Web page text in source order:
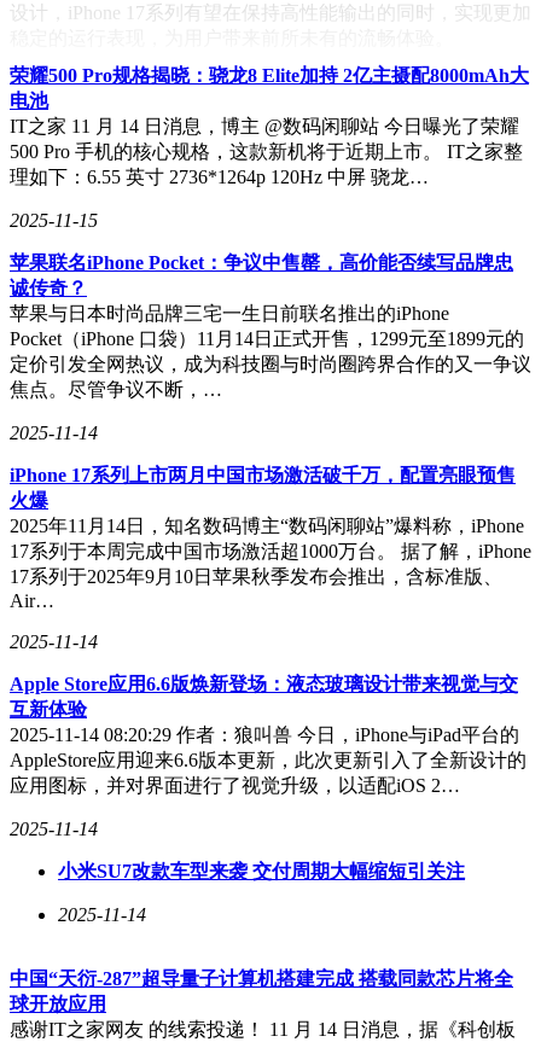
设计，iPhone 17系列有望在保持高性能输出的同时，实现更加
荣耀500 Pro规格揭晓：骁龙8 Elite加持 2亿主摄配8000mAh大
电池
IT之家 11 月 14 日消息，博主 @数码闲聊站 今日曝光了荣耀
500 Pro 手机的核心规格，这款新机将于近期上市。 IT之家整
理如下：6.55 英寸 2736*1264p 120Hz 中屏 骁龙…
2025-11-15
苹果联名iPhone Pocket：争议中售罄，高价能否续写品牌忠
诚传奇？
苹果与日本时尚品牌三宅一生日前联名推出的iPhone
Pocket（iPhone 口袋）11月14日正式开售，1299元至1899元的
定价引发全网热议，成为科技圈与时尚圈跨界合作的又一争议
焦点。尽管争议不断，…
2025-11-14
iPhone 17系列上市两月中国市场激活破千万，配置亮眼预售
火爆
2025年11月14日，知名数码博主“数码闲聊站”爆料称，iPhone
17系列于本周完成中国市场激活超1000万台。 据了解，iPhone
17系列于2025年9月10日苹果秋季发布会推出，含标准版、
Air…
2025-11-14
Apple Store应用6.6版焕新登场：液态玻璃设计带来视觉与交
互新体验
2025-11-14 08:20:29 作者：狼叫兽 今日，iPhone与iPad平台的
AppleStore应用迎来6.6版本更新，此次更新引入了全新设计的
应用图标，并对界面进行了视觉升级，以适配iOS 2…
2025-11-14
小米SU7改款车型来袭 交付周期大幅缩短引关注
2025-11-14
中国“天衍-287”超导量子计算机搭建完成 搭载同款芯片将全
球开放应用
感谢IT之家网友 的线索投递！ 11 月 14 日消息，据《科创板